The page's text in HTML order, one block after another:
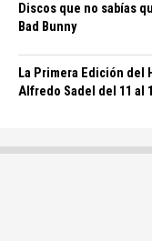
Discos que no sabías
Bad Bunny
La Primera Edición del
Alfredo Sadel del 11 al